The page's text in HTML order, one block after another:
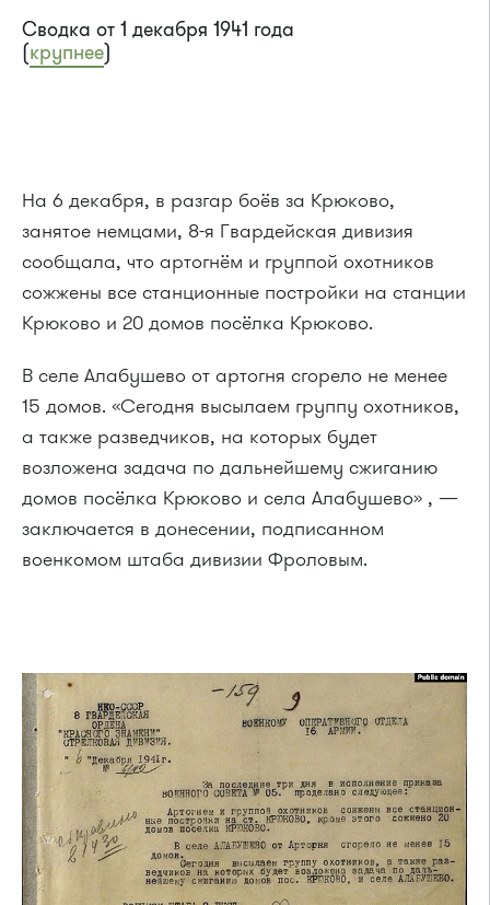
Сводка от 1 декабря 1941 года
(крупнее)
На 6 декабря, в разгар боёв за Крюково,
занятое немцами, 8-я Гвардейская дивизия
сообщала, что артогнём и группой охотников
сожжены все станционные постройки на станции
Крюково и 20 домов посёлка Крюково.
В селе Алабушево от артогня сгорело не менее
15 домов. «Сегодня высылаем группу охотников,
а также разведчиков, на которых будет
возложена задача по дальнейшему сжиганию
домов посёлка Крюково и села Алабушево» , —
заключается в донесении, подписанном
военкомом штаба дивизии Фроловым.